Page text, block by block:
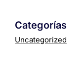
Categorías
Uncategorized